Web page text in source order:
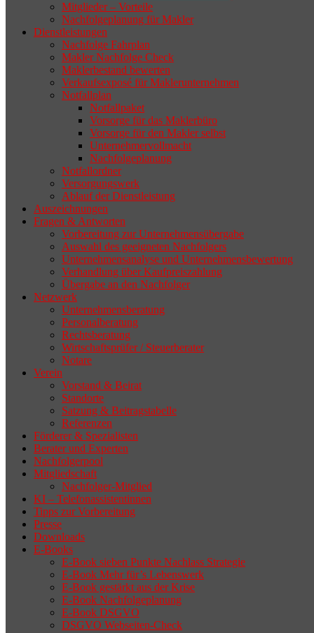
zurückziehen möchte, aber keinen
geeigneten Nachfolger findet, droht nicht
selten die Geschäftsaufgabe.
Mitglieder – Vorteile
Nachfolgeplanung für Makler
Dienstleistungen
Nachfolge Fahrplan
Makler Nachfolge Check
Maklerbestand bewerten
Verkaufsexposé für Maklerunternehmen
Notfallplan
Notfallpaket
Vorsorge für das Maklerbüro
Vorsorge für den Makler selbst
Unternehmervollmacht
Nachfolgeplanung
Notfallordner
Versorgungswerk
Ablauf der Dienstleistung
Auszeichnungen
Fragen & Antworten
Vorbereitung zur Unternehmensübergabe
Auswahl des geeigneten Nachfolgers
Unternehmensanalyse und Unternehmensbewertung
Verhandlung über Kaufpreiszahlung
Übergabe an den Nachfolger
Netzwerk
Unternehmensberatung
Personalberatung
Rechtsberatung
Wirtschaftsprüfer / Steuerberater
Notare
Verein
Vorstand & Beirat
Standorte
Satzung & Beitragstabelle
Referenzen
Förderer & Spezialisten
Berater und Experten
Nachfolgerpool
Mitgliedschaft
Nachfolger-Mitglied
KI – Telefonassistentinnen
Tipps zur Vorbereitung
Presse
Downloads
E-Books
E-Book sieben Punkte Nachlass Strategie
E-Book Mehr für’s Lebenswerk
E-Book gestärkt aus der Krise
E-Book Nachfolgeplanung
E-Book DSGVO
DSGVO Webseiten-Check